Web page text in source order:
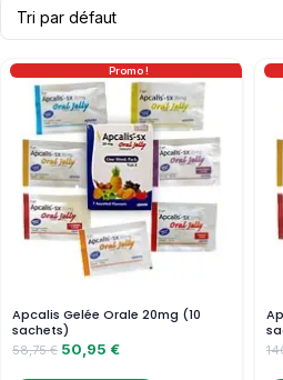
Promo !
Apcalis Gelée Orale 20mg (10
sachets)
58,75€ 50,95 €